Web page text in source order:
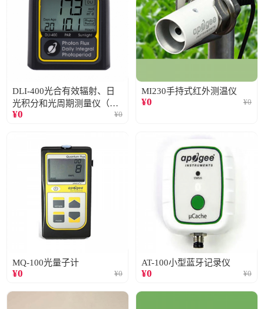
DLI-400光合有效辐射、日
光积分和光周期测量仪（仅
阳光）
¥0 ¥0
MI230手持式红外测温仪
¥0 ¥0
MQ-100光量子计
¥0 ¥0
AT-100小型蓝牙记录仪
¥0 ¥0